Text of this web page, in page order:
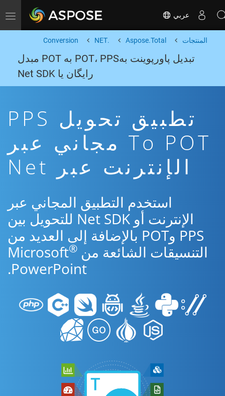
Toggle navigation عربي
المنتجات Aspose.Total
.NET
Conversion
تبدیل پاورپوینت بهPOT، PPS به POT مبدل
رایگان یا Net SDK
تطبيق تحويل PPS
To POT مجاني عبر
الإنترنت عبر Net
استخدم التطبيق المجاني عبر
الإنترنت أو Net SDK للتحويل بين
PPS وPOT بالإضافة إلى العديد من
التنسيقات الشائعة من Microsoft ®
PowerPoint.